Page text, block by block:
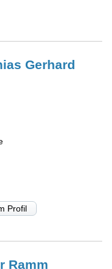
Gerhard
Profil
Ramm